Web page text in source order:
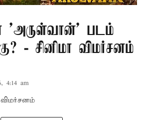
'அருள்வான்' படம்
- சினிமா விமர்சனம்
4:14 am